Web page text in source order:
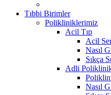
Tıbbi Birimler
Polikliniklerimiz
Acil Tıp
Acil
Nasıl
Sıkça
Adli
Nasıl